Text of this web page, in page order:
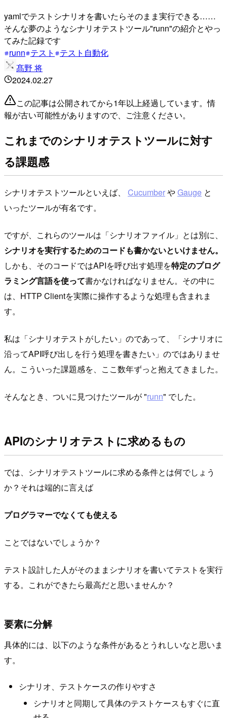
yamlでテストシナリオを書いたらそのまま実行できる……
そんな夢のようなシナリオテストツール"runn"の紹介とやっ
てみた記録です
runn テスト
テスト自動化
髙野 将
2024.02.27
この記事は公開されてから1年以上経過しています。情
報が古い可能性がありますので、ご注意ください。
これまでのシナリオテストツールに対す
る課題感
シナリオテストツールといえば、 CucumberやGauge と
いったツールが有名です。
ですが、これらのツールは「シナリオファイル」とは別に、
シナリオを実行するためのコードも書かないといけません。
しかも、そのコードではAPIを呼び出す処理を特定のプログ
ラミング言語を使って書かなければなりません。その中に
は、HTTP Clientを実際に操作するような処理も含まれま
す。
私は「シナリオテストがしたい」のであって、「シナリオに
沿ってAPI呼び出しを行う処理を書きたい」のではありませ
ん。こういった課題感を、ここ数年ずっと抱えてきました。
そんなとき、ついに見つけたツールが "runn" でした。
APIのシナリオテストに求めるもの
では、シナリオテストツールに求める条件とは何でしょう
か？それは端的に言えば
プログラマーでなくても使える
ことではないでしょうか？
テスト設計した人がそのままシナリオを書いてテストを実行
する。これができたら最高だと思いませんか？
要素に分解
具体的には、以下のような条件があるとうれしいなと思いま
す。
シナリオ、テストケースの作りやすさ
シナリオと同期して具体のテストケースもすぐに直